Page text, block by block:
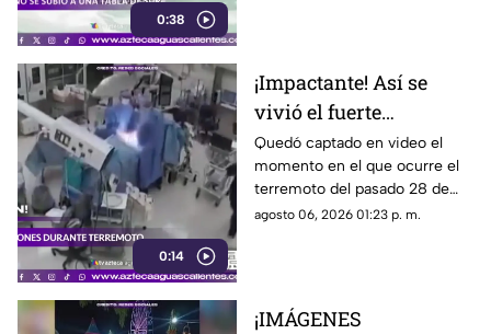
0:38
0:14
¡Impactante! Así se
vivió el fuerte
terremoto en el
quirófano de un
hospital
Quedó captado en video el
momento en el que ocurre el
terremoto del pasado 28 de
julio en Japón al interior de un
agosto 06, 2026 01:23 p. m.
¡IMÁGENES